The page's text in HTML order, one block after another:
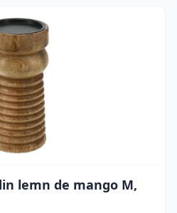
lemn de mango M,